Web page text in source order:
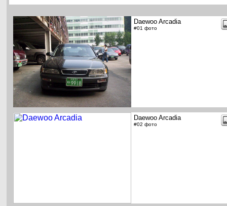
Daewoo Arcadia
#01 фото
Daewoo Arcadia
#02 фото